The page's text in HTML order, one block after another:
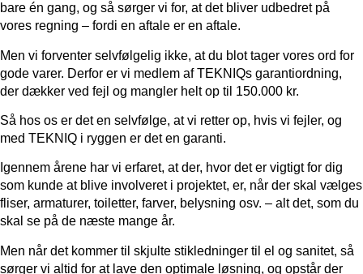
bare én gang, og så sørger vi for, at det bliver udbedret på
vores regning – fordi en aftale er en aftale.
Men vi forventer selvfølgelig ikke, at du blot tager vores ord for
gode varer. Derfor er vi medlem af TEKNIQs garantiordning,
der dækker ved fejl og mangler helt op til 150.000 kr.
Så hos os er det en selvfølge, at vi retter op, hvis vi fejler, og
med TEKNIQ i ryggen er det en garanti.
Igennem årene har vi erfaret, at der, hvor det er vigtigt for dig
som kunde at blive involveret i projektet, er, når der skal vælges
fliser, armaturer, toiletter, farver, belysning osv. – alt det, som du
skal se på de næste mange år.
Men når det kommer til skjulte stikledninger til el og sanitet, så
sørger vi altid for at lave den optimale løsning, og opstår der